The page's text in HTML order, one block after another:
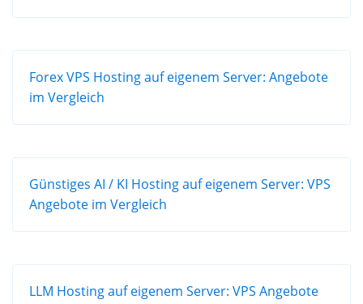
Forex VPS Hosting auf eigenem Server: Angebote
im Vergleich
Günstiges AI / KI Hosting auf eigenem Server: VPS
Angebote im Vergleich
LLM Hosting auf eigenem Server: VPS Angebote